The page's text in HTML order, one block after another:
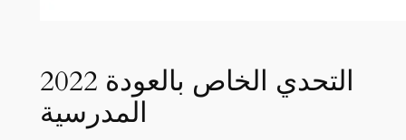
2022 التحدي الخاص بالعودة
المدرسية